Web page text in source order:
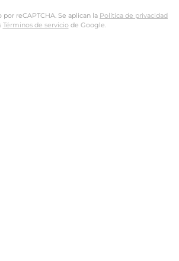
reCAPTCHA. Se aplican la Política de privacidad
Términos de serviciode Google.